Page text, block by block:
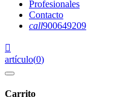
Profesionales
Contacto
call900649209

artículo(0)
Carrito